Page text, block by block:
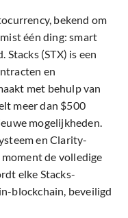
bekend om
één ding: smart
(STX) is een
en
met behulp van
meer dan $500
mogelijkheden.
en Clarity-
de volledige
elke Stacks-
blockchain, beveiligd